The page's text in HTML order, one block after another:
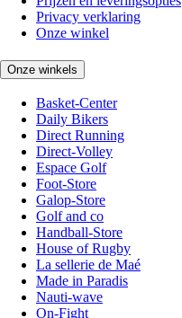
Privacy verklaring
Onze winkel
Onze winkels
Basket-Center
Daily Bikers
Direct Running
Direct-Volley
Espace Golf
Foot-Store
Galop-Store
Golf and co
Handball-Store
House of Rugby
La sellerie de Maé
Made in Paradis
Nauti-wave
On-Fight